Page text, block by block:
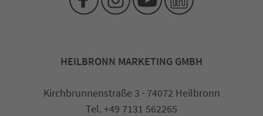
HEILBRONN MARKETING GMBH
Kirchbrunnenstraße 3 · 74072 Heilbronn
Tel. +49 7131 562265